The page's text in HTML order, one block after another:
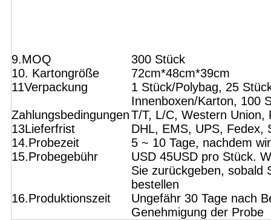
9.MOQ
300 Stück
10. Kartongröße
72cm*48cm*39cm
11Verpackung
1 Stück/Polybag, 25
Innenboxen/Karton, 100
ZahlungsbedingungenT/T, L/C, Western Union,
13Lieferfrist
DHL, EMS, UPS, Fedex,
14.Probezeit
5 ~ 10 Tage, nachdem
15.Probegebühr
USD 45USD pro Stück.
Sie zurückgeben, sobald
bestellen
16.Produktionszeit
Ungefähr 30 Tage nach
Genehmigung der Probe